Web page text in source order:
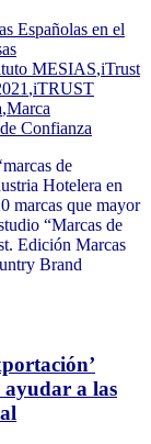
Españolas en el
MESIAS,iTrust
,iTRUST
,Marca
Confianza
de
Hotelera en
marcas que mayor
“Marcas de
Edición Marcas
Brand
a las